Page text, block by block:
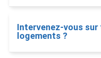
Intervenez-vous
logements ?